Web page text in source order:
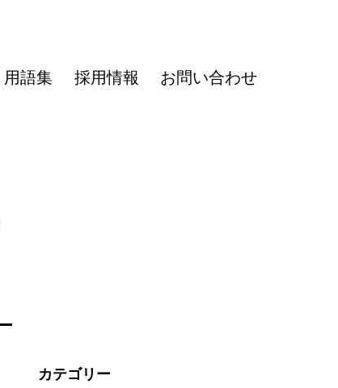
用語集 採用情報 お問い合わせ
カテゴリー